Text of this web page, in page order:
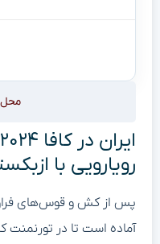
محل
رویارویی با
پس از کش و قوس‌های